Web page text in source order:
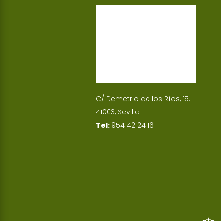
C/ Demetrio de los Ríos, 15.
41003, Sevilla
Tel: 954 42 24 16